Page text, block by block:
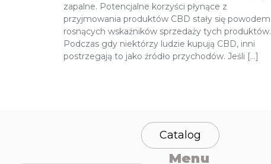
zapalne. Potencjalne korzyści płynące z
przyjmowania produktów CBD stały się powodem
rosnących wskaźników sprzedaży tych produktów.
Podczas gdy niektórzy ludzie kupują CBD, inni
postrzegają to jako źródło przychodów. Jeśli […]
Catalog
Menu